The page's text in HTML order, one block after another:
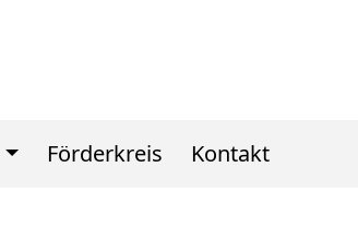
Förderkreis Kontakt